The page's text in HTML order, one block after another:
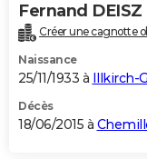
Fernand DEISZ
Créer une cagnotte
Naissance
25/11/1933 à Illkirch-
Décès
18/06/2015 à